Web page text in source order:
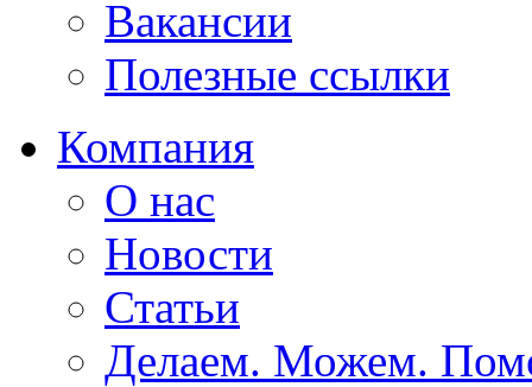
Вакансии
Полезные ссылки
Компания
О нас
Новости
Статьи
Делаем. Можем.